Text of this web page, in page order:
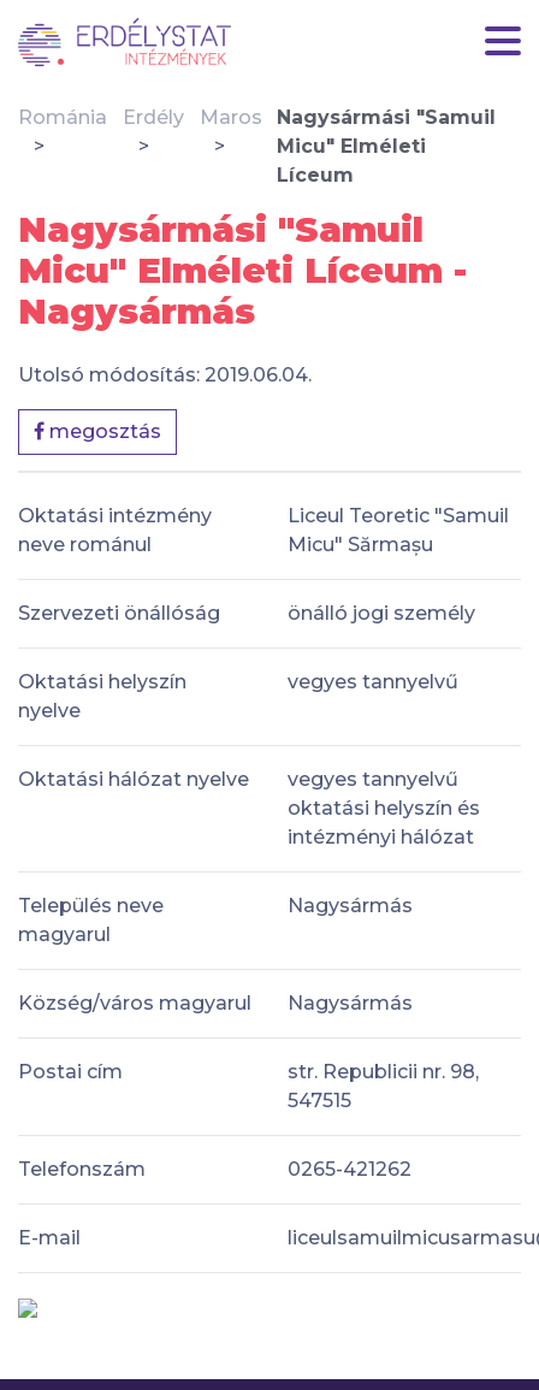
Románia Erdély Maros
Nagysármási "Samuil
Micu" Elméleti
Líceum
Nagysármási "Samuil
Micu" Elméleti Líceum -
Nagysármás
Utolsó módosítás: 2019.06.04.
megosztás
Oktatási intézmény
neve románul
Liceul Teoretic "Samuil
Micu" Sărmașu
Szervezeti önállóság önálló jogi személy
Oktatási helyszín
nyelve
vegyes tannyelvű
Oktatási hálózat nyelve
vegyes tannyelvű
oktatási helyszín és
intézményi hálózat
Település neve
magyarul
Nagysármás
Község/város magyarul Nagysármás
Postai cím
str. Republicii nr. 98,
547515
Telefonszám 0265-421262
E-mail